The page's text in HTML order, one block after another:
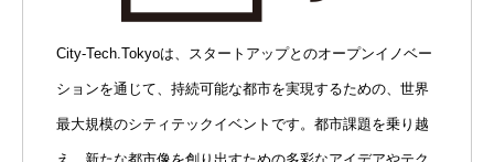
社内システム
City-Tech.Tokyoは、スタートアップとのオープンイノベー
ションを通じて、持続可能な都市を実現するための、世界
最大規模のシティテックイベントです。都市課題を乗り越